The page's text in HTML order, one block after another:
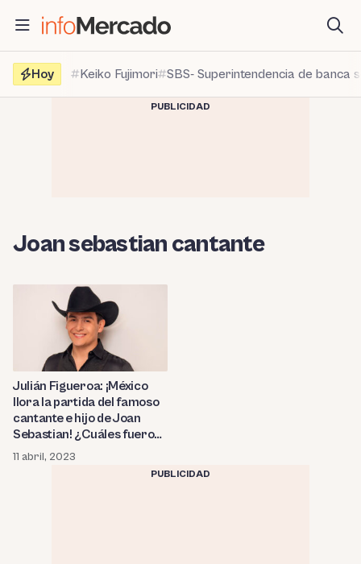
contenido
Hoy
Keiko Fujimori SBS- Superintendencia de banca
PUBLICIDAD
Joan sebastian cantante
Julián Figueroa: ¡México
llora la partida del famoso
cantante e hijo de Joan
Sebastian! ¿Cuáles fueron
las mejores telenovelas
donde participó?
11 abril, 2023
PUBLICIDAD